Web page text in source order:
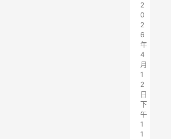
2
0
2
6
年
4
月
1
2
日
下
午
1
1